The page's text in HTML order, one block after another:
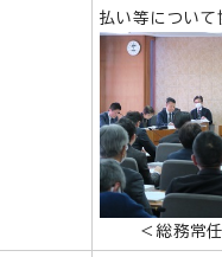
払い等について
＜総務常